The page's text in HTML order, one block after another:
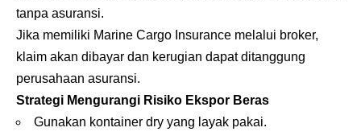
tanpa asuransi.
Jika memiliki Marine Cargo Insurance melalui broker,
klaim akan dibayar dan kerugian dapat ditanggung
perusahaan asuransi.
Strategi Mengurangi Risiko Ekspor Beras
Gunakan kontainer dry yang layak pakai.